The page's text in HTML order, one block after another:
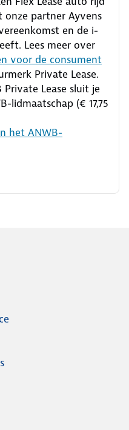
onze partner Ayvens
en de i-
Lees meer over
voor de consument
Private Lease.
Lease sluit je
lidmaatschap (€ 17,75
het ANWB-